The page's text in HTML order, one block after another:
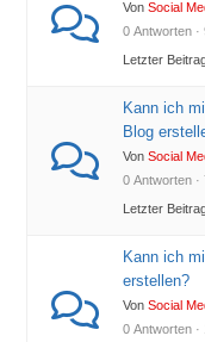
VonSocial
0 Antworten ·
Letzter
Kann ich
Blog
VonSocial
0 Antworten ·
Letzter
Kann ich
erstellen?
VonSocial
0 Antworten ·